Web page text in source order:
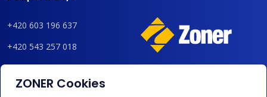
+420 603 196 637
+420 543 257 018
admin@regzone.cz
ZONER Cookies